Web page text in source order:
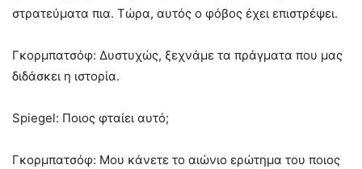
στρατεύματα πια. Τώρα, αυτός ο φόβος έχει επιστρέψει.
Γκορμπατσόφ: Δυστυχώς, ξεχνάμε τα πράγματα που μας
διδάσκει η ιστορία.
Spiegel: Ποιος φταίει αυτό;
Γκορμπατσόφ: Μου κάνετε το αιώνιο ερώτημα του ποιος